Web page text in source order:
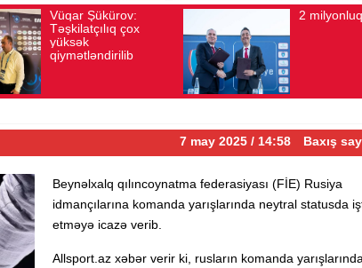
Avqust 04, 2026 Avqust 04,
7 may 2025 / 14:58 Baxış
Beynəlxalq qılıncoynatma federasiyası (FİE) Rusiya
idmançılarına komanda yarışlarında neytral statusda
etməyə icazə verib.
Allsport.az xəbər verir ki, rusların komanda yarışlarında